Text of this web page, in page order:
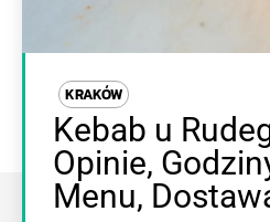
KRAKÓW
Kebab u
Opinie,
Menu,